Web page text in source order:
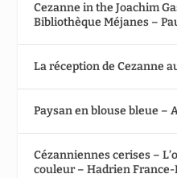
Cezanne in the Joachim
Bibliothèque Méjanes –
La réception de Cezanne
Paysan en blouse bleue –
Cézanniennes cerises –
couleur – Hadrien